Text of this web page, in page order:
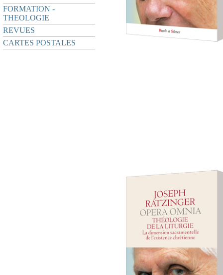
FORMATION -
THEOLOGIE
REVUES
CARTES POSTALES